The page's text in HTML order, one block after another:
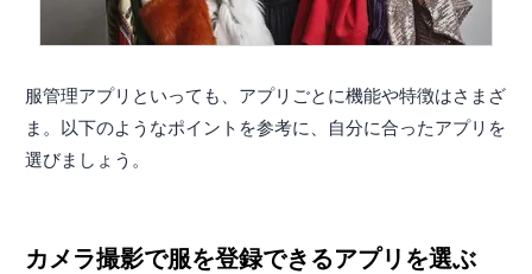
服管理アプリといっても、アプリごとに機能や特徴はさまざ
ま。以下のようなポイントを参考に、自分に合ったアプリを
選びましょう。
カメラ撮影で服を登録できるアプリを選ぶ